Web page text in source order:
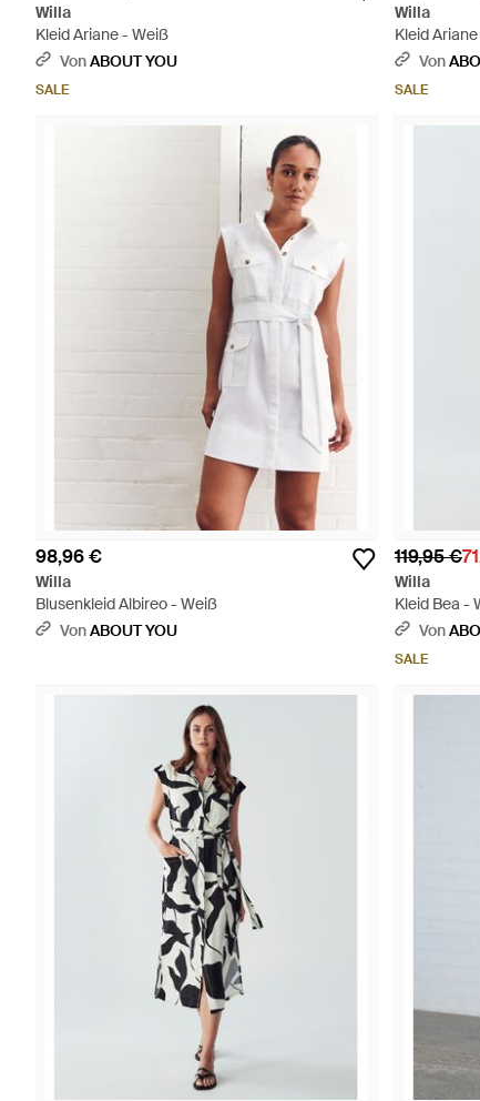
Willa
Kleid Ariane - Weiß
VonABOUT YOU
SALE
Willa
Kleid
Von
SALE
98,96 €
Willa
Blusenkleid Albireo - Weiß
VonABOUT YOU
119,95 €
Willa
Kleid Bea -
Von
SALE